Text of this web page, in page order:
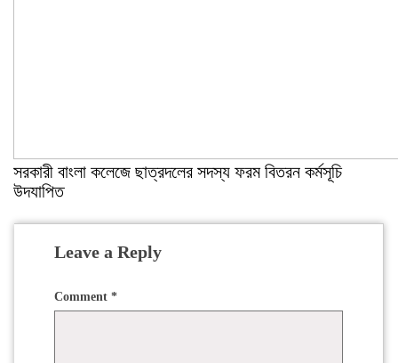
সরকারী বাংলা কলেজে ছাত্রদলের সদস্য ফরম বিতরন কর্মসূচি
উদযাপিত
Leave a Reply
Comment *